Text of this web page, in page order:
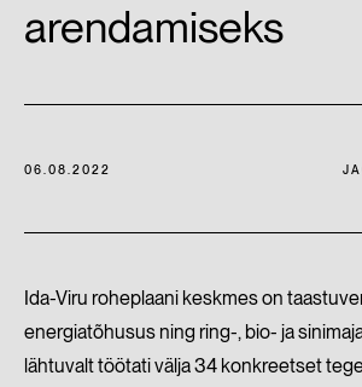
arendamiseks
06.08.2022
Ida-Viru roheplaani keskmes on
energiatõhusus ning ring-, bio- ja
lähtuvalt töötati välja 34 konkreetset